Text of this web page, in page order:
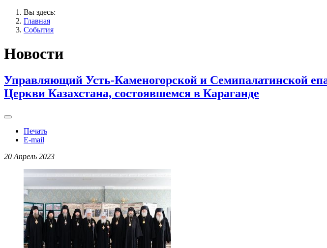
Вы здесь:
Главная
События
Новости
Управляющий Усть-Каменогорской и Семипалатинской
Церкви Казахстана, состоявшемся в Караганде
Печать
E-mail
20 Апрель 2023